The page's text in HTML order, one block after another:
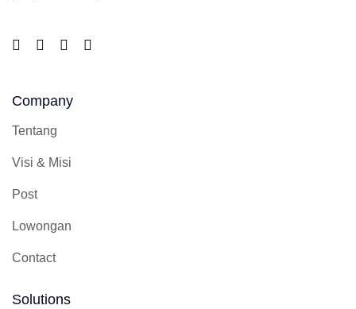
Company
Tentang
Visi & Misi
Post
Lowongan
Contact
Solutions